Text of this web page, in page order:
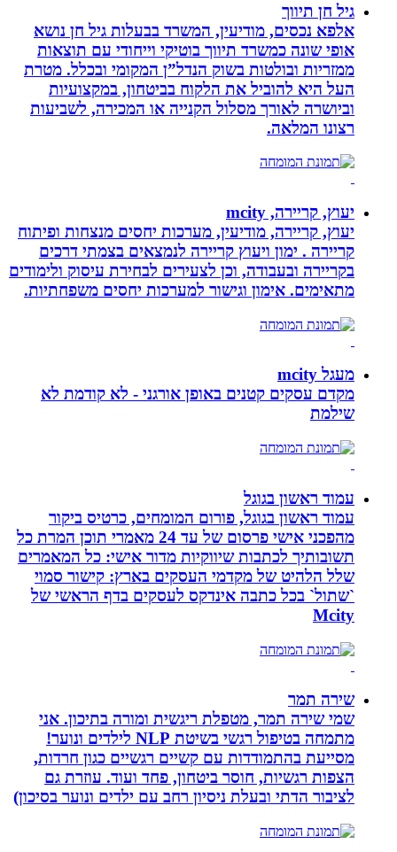
גיל חן תיווך
אלפא נכסים, מודיעין, המשרד בבעלות גיל חן נושא
אופי שונה כמשרד תיווך בוטיקי וייחודי עם תוצאות
ממזריות ובולטות בשוק הנדל”ן המקומי ובכלל. מטרת
העל היא להוביל את הלקוח בביטחון, במקצועיות
וביושרה לאורך מסלול הקנייה או המכירה, לשביעות
רצונו המלאה.
יעוץ, קריירה, mcity
יעוץ, קריירה, מודיעין, מערכות יחסים מנצחות ופיתוח
קריירה . ימון ויעוץ קריירה לנמצאים בצמתי דרכים
בקריירה ובעבודה, וכן לצעירים לבחירת עיסוק ולימודים
מתאימים. אימון וגישור למערכות יחסים משפחתיות.
מעגל mcity
מקדם עסקים קטנים באופן אורגני - לא קודמת לא
שילמת
עמוד ראשון בגוגל
עמוד ראשון בגוגל, פורום המומחים, כרטיס ביקור
מהפכני אישי פרסום של עד 24 מאמרי תוכן המרת כל
תשובותיך לכתבות שיווקיות מדור אישי: כל המאמרים
שלל הלהיט של מקדמי העסקים בארץ: קישור סמוי
`שתול` בכל כתבה אינדקס לעסקים בדף הראשי של
Mcity
שירה תמר
שמי שירה תמר, מטפלת ריגשית ומורה בתיכון. אני
מתמחה בטיפול רגשי בשיטת NLP לילדים ונוער!
מסייעת בהתמודדות עם קשיים רגשיים כגון חרדות,
הצפות רגשיות, חוסר ביטחון, פחד ועוד. עוזרת גם
לציבור הדתי ובעלת ניסיון רחב עם ילדים ונוער בסיכון)